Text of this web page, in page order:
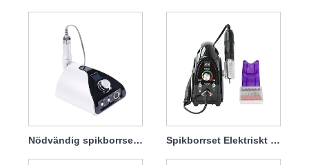
Nödvändig spikborrset elektrisk 65w 35000rpm Spikborrset Elektriskt för att ta bort Dip 65w 35000rpm